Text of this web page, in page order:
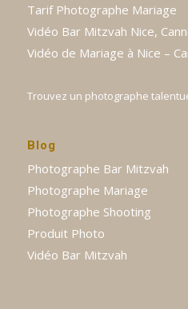
Tarif Photographe Mariage
Vidéo Bar Mitzvah Nice,
Vidéo de Mariage à Nice –
Trouvez un photographe
Blog
Photographe Bar Mitzvah
Photographe Mariage
Photographe Shooting
Produit Photo
Vidéo Bar Mitzvah